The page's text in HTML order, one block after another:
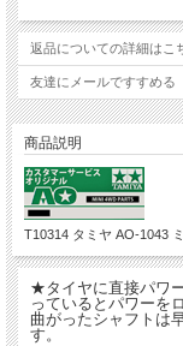
返品についての詳細はこ
友達にメールですすめる
商品説明
T10314 タミヤ AO-1043
★タイヤに直接パワ
っているとパワーを
曲がったシャフトは
す。